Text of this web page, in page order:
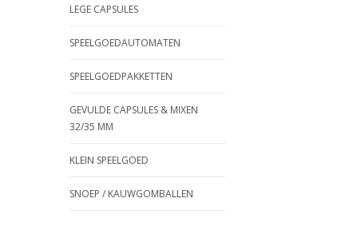
LEGE CAPSULES
SPEELGOEDAUTOMATEN
SPEELGOEDPAKKETTEN
GEVULDE CAPSULES & MIXEN
32/35 MM
KLEIN SPEELGOED
SNOEP / KAUWGOMBALLEN